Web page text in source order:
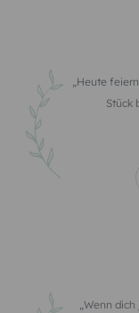
Heute
Stück
Wenn dich